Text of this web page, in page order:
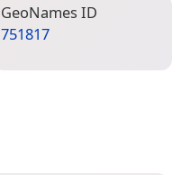
Geo­Names ID
751817